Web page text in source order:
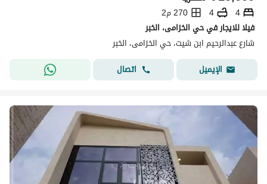
4
4
270 م2
فيلا للايجار في حي الخزامى، الخبر
شارع عبدالرحيم ابن شيت، حي الخزامى، الخبر
الإيميل
اتصال